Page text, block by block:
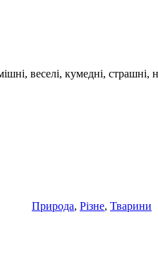
веселі, кумедні,
Природа, Різне, Тварини